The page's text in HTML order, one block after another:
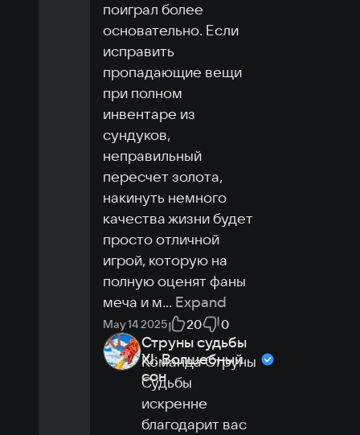
поиграл более
основательно. Если
исправить
пропадающие вещи
при полном
инвентаре из
сундуков,
неправильный
пересчет золота,
накинуть немного
качества жизни будет
просто отличной
игрой, которую на
полную оценят фаны
меча и м... Expand
May 14 2025 20 0
Струны судьбы
XI: Волшебный
сон
Команда Струны
Судьбы
искренне
благодарит вас